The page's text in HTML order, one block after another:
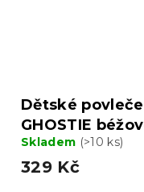
Dětské
GHOSTIE
Skladem (>10 ks)
329 Kč